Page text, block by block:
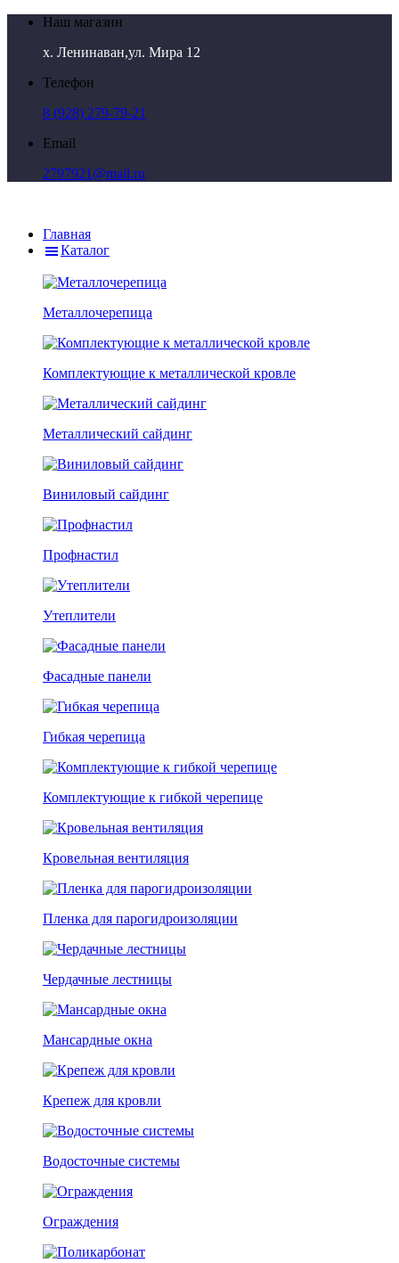
Наш магазин
х. Ленинаван,ул. Мира 12
Телефон
8 (928) 279-79-21
Email
2797921@mail.ru
Главная
Каталог
Металлочерепица
Комплектующие к металлической кровле
Металлический сайдинг
Виниловый сайдинг
Профнастил
Утеплители
Фасадные панели
Гибкая черепица
Комплектующие к гибкой черепице
Кровельная вентиляция
Пленка для парогидроизоляции
Чердачные лестницы
Мансардные окна
Крепеж для кровли
Водосточные системы
Ограждения